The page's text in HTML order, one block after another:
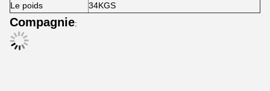
Le poids
34KGS
Compagnie: